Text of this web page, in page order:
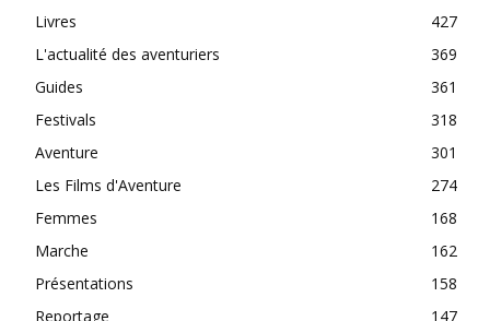
Livres
427
L'actualité des aventuriers
369
Guides
361
Festivals
318
Aventure
301
Les Films d'Aventure
274
Femmes
168
Marche
162
Présentations
158
Reportage
147